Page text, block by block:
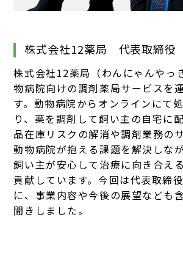
株式会社12薬局 代表取締
株式会社12薬局（わんにゃんやっ
物病院向けの調剤薬局サービスを
す。動物病院からオンラインにて
り、薬を調剤して飼い主の自宅に
品在庫リスクの解消や調剤業務の
動物病院が抱える課題を解決しな
飼い主が安心して治療に向き合え
貢献しています。今回は代表取締
に、事業内容や今後の展望なども
聞きしました。